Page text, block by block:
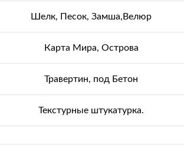
Шелк, Песок, Замша,Велюр
Карта Мира, Острова
Травертин, под Бетон
Текстурные штукатурка.